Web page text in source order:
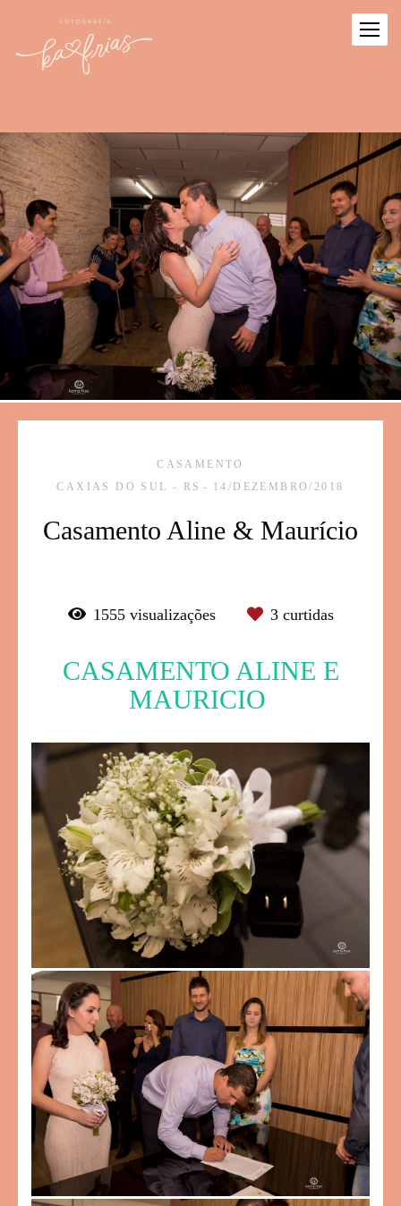
CASAMENTO
CAXIAS DO SUL - RS
14/DEZEMBRO/2018
Casamento Aline & Maurício
1555visualizações 3curtidas
CASAMENTO ALINE E
MAURICIO